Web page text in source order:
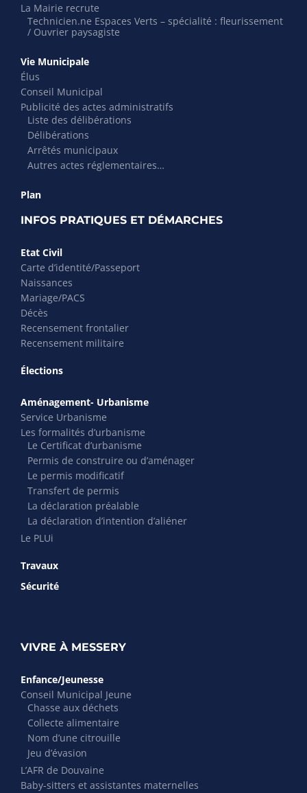
La Mairie recrute
Technicien.ne Espaces Verts – spécialité : fleurissement
/ Ouvrier paysagiste
Vie Municipale
Élus
Conseil Municipal
Publicité des actes administratifs
Liste des délibérations
Délibérations
Arrêtés municipaux
Autres actes réglementaires…
Plan
INFOS PRATIQUES ET DÉMARCHES
Etat Civil
Carte d’identité/Passeport
Naissances
Mariage/PACS
Décès
Recensement frontalier
Recensement militaire
Élections
Aménagement- Urbanisme
Service Urbanisme
Les formalités d’urbanisme
Le Certificat d’urbanisme
Permis de construire ou d’aménager
Le permis modificatif
Transfert de permis
La déclaration préalable
La déclaration d’intention d’aliéner
Le PLUi
Travaux
Sécurité
VIVRE À MESSERY
Enfance/Jeunesse
Conseil Municipal Jeune
Chasse aux déchets
Collecte alimentaire
Nom d’une citrouille
Jeu d’évasion
L’AFR de Douvaine
Baby-sitters et assistantes maternelles